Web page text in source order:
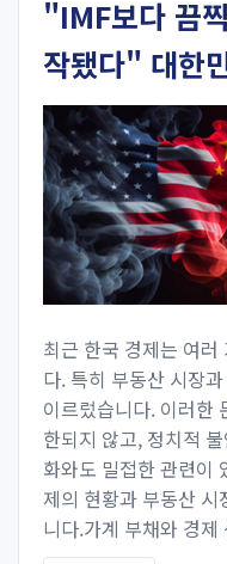
"IMF보다 끔
작됐다" 대한
최근 한국 경제는 여
다. 특히 부동산 시장
이르렀습니다. 이러한
한되지 않고, 정치적
화와도 밀접한 관련이
제의 현황과 부동산
니다.가계 부채와 경제